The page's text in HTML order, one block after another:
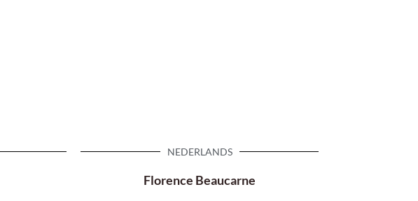
NEDERLANDS
Florence Beaucarne